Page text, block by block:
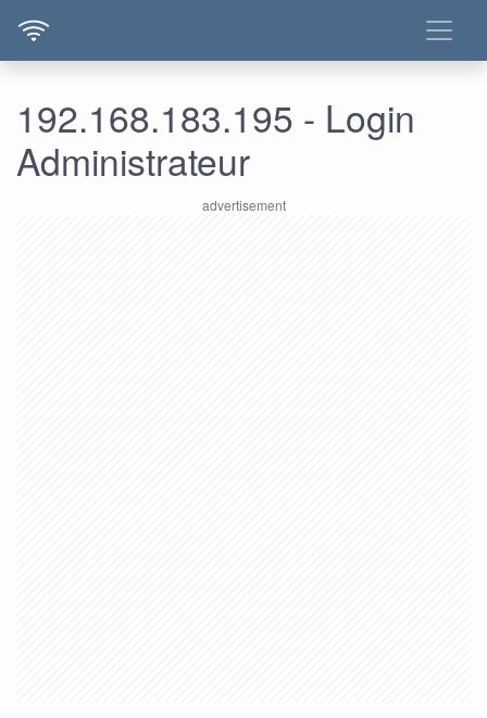
192.168.183.195 - Login
Administrateur